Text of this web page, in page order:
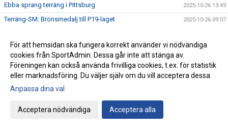
Ebba sprang terräng i Pittsburg 2025-10-26 13:49
Terräng-SM: Bronsmedalj till P19-laget 2025-10-26 09:07
Terräng-SM: Kassaskåpssäkert P19-guld till Kalle 2025-10-25 22:00
Terräng-SM: Silver till Nina i K55 2025-10-24 09:24
Terräng-SM: Veteran-silver till Kenneth Gysing 2025-10-23 08:03
Vilka fantastiska funktionärer vi har!
Stark trio juniorlöpare från IFK i Nordiska mästerskapen i
För att hemsidan ska fungera korrekt använder vi nödvändiga
cookies från SportAdmin. Dessa går inte att stänga av.
Föreningen kan också använda frivilliga cookies, t.ex. för statistik
eller marknadsföring. Du väljer själv om du vill acceptera dessa.
Anpassa dina val
Acceptera nödvändiga Acceptera alla